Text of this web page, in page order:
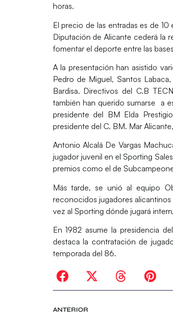
horas.
El precio de las entradas es de
Diputación de Alicante cederá la
fomentar el deporte entre las
A la presentación han asistido
Pedro de Miguel, Santos
Bardisa. Directivos del C.B
también han querido sumarse a
presidente del BM Elda
presidente del C. BM. Mar
Antonio Alcalá De Vargas
jugador juvenil en el Sporting
premios como el de
Más tarde, se unió al equipo
reconocidos jugadores
vez al Sporting dónde jugará
En 1982 asume la presidencia
destaca la contratación de
temporada del 86.
ANTERIOR